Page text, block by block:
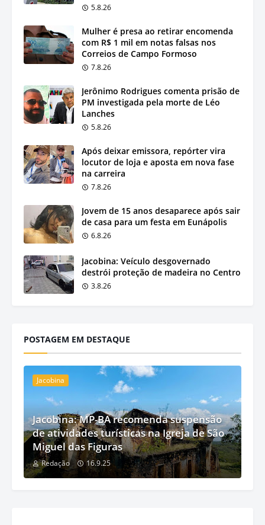
5.8.26
Mulher é presa ao retirar encomenda
com R$ 1 mil em notas falsas nos
Correios de Campo Formoso
7.8.26
Jerônimo Rodrigues comenta prisão de
PM investigada pela morte de Léo
Lanches
5.8.26
Após deixar emissora, repórter vira
locutor de loja e aposta em nova fase
na carreira
7.8.26
Jovem de 15 anos desaparece após sair
de casa para um festa em Eunápolis
6.8.26
Jacobina: Veículo desgovernado
destrói proteção de madeira no Centro
3.8.26
POSTAGEM EM DESTAQUE
Jacobina
Jacobina: MP-BA recomenda suspensão
de atividades turísticas na Igreja de São
Miguel das Figuras
Redação 16.9.25